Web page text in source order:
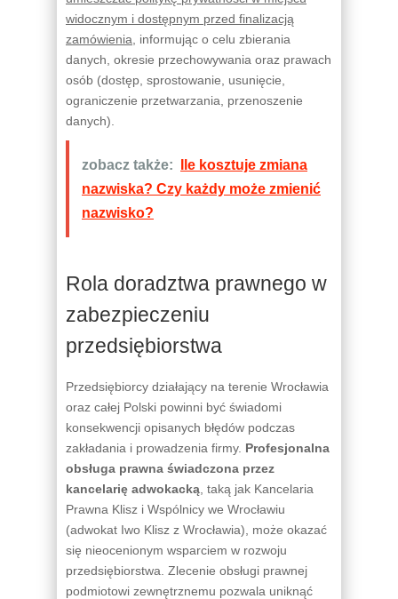
widocznym i dostępnym przed finalizacją
zamówienia , informując o celu zbierania
danych, okresie przechowywania oraz prawach
osób (dostęp, sprostowanie, usunięcie,
ograniczenie przetwarzania, przenoszenie
danych).
zobacz także:
Ile kosztuje zmiana
nazwiska? Czy każdy może zmienić
nazwisko?
Rola doradztwa prawnego w
zabezpieczeniu
przedsiębiorstwa
Przedsiębiorcy działający na terenie Wrocławia
oraz całej Polski powinni być świadomi
konsekwencji opisanych błędów podczas
zakładania i prowadzenia firmy. Profesjonalna
obsługa prawna świadczona przez
kancelarię adwokacką , taką jak Kancelaria
Prawna Klisz i Wspólnicy we Wrocławiu
(adwokat Iwo Klisz z Wrocławia), może okazać
się nieocenionym wsparciem w rozwoju
przedsiębiorstwa. Zlecenie obsługi prawnej
podmiotowi zewnętrznemu pozwala uniknąć